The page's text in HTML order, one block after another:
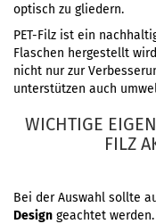
optisch zu gliedern.
PET-Filz ist ein
Flaschen hergestellt
nicht nur zur
unterstützen auch
WICHTIGE
FILZ
Bei der Auswahl sollte
Design geachtet